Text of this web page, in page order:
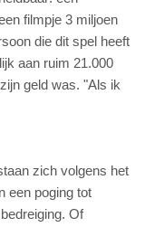
filmpje 3 miljoen
die dit spel heeft
aan ruim 21.000
geld was. "Als ik
zich volgens het
een poging tot
Of